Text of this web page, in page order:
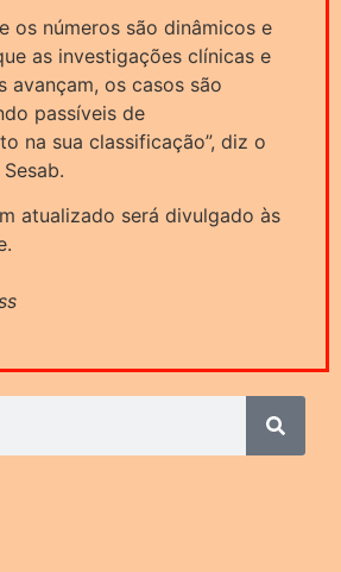
os números são dinâmicos e
as investigações clínicas e
avançam, os casos são
passíveis de
na sua classificação”, diz o
atualizado será divulgado às